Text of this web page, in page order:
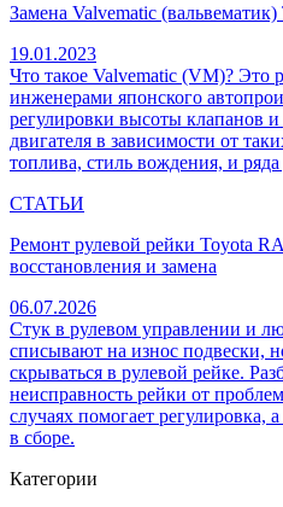
Замена Valvematic
19.01.2023
Что такое Valvematic (VM)? Это
инженерами японского
регулировки высоты клапанов
двигателя в зависимости от
топлива, стиль вождения, и
СТАТЬИ
Ремонт рулевой рейки Toyota
восстановления и замена
06.07.2026
Стук в рулевом управлении и
списывают на износ подвески,
скрываться в рулевой рейке.
неисправность рейки от
случаях помогает регулировка,
в сборе.
Категории